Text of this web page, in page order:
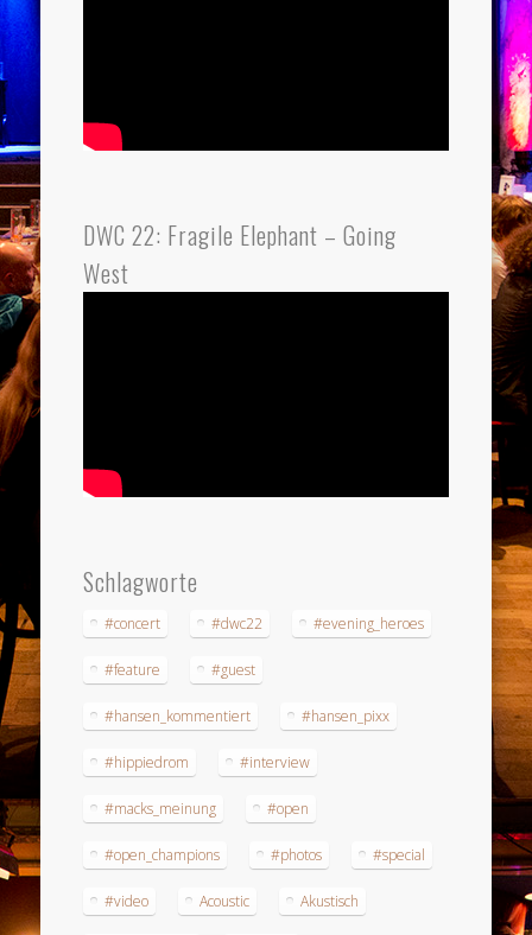
DWC 22: Fragile Elephant – Going
West
Schlagworte
#concert #dwc22 #evening_heroes
#feature #guest
#hansen_kommentiert #hansen_pixx
#hippiedrom #interview
#macks_meinung #open
#open_champions #photos #special
#video Acoustic Akustisch